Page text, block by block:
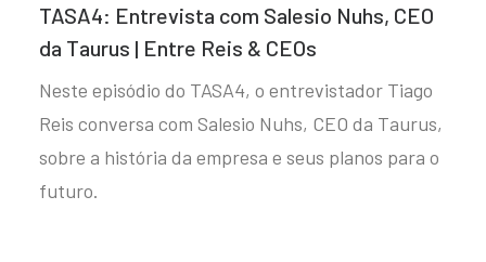
TASA4: Entrevista com Salesio Nuhs, CEO
da Taurus | Entre Reis & CEOs
Neste episódio do TASA4, o entrevistador Tiago
Reis conversa com Salesio Nuhs, CEO da Taurus,
sobre a história da empresa e seus planos para o
futuro.